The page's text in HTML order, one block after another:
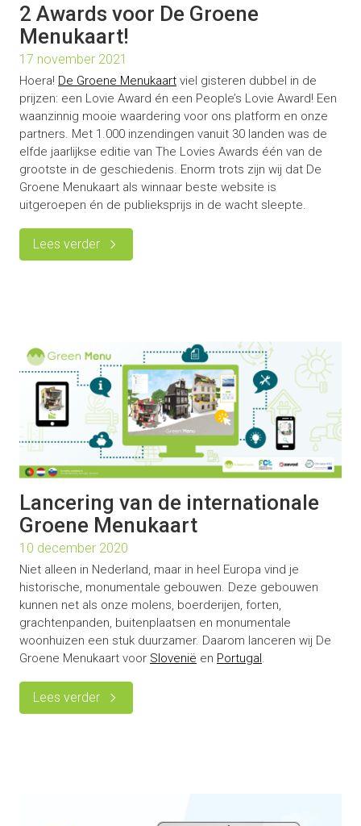
2 Awards voor De Groene
Menukaart!
17 november 2021
Hoera! De Groene Menukaart viel gisteren dubbel in de
prijzen: een Lovie Award én een People’s Lovie Award! Een
waanzinnig mooie waardering voor ons platform en onze
partners. Met 1.000 inzendingen vanuit 30 landen was de
elfde jaarlijkse editie van The Lovies Awards één van de
grootste in de geschiedenis. Enorm trots zijn wij dat De
Groene Menukaart als winnaar beste website is
uitgeroepen én de publieksprijs in de wacht sleepte.
Lees verder
Lancering van de internationale
Groene Menukaart
10 december 2020
Niet alleen in Nederland, maar in heel Europa vind je
historische, monumentale gebouwen. Deze gebouwen
kunnen net als onze molens, boerderijen, forten,
grachtenpanden, buitenplaatsen en monumentale
woonhuizen een stuk duurzamer. Daarom lanceren wij De
Groene Menukaart voor Slovenië en Portugal.
Lees verder